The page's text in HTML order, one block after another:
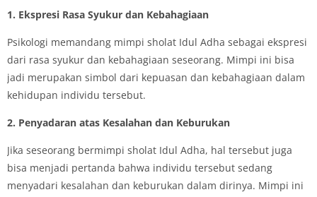
1. Ekspresi Rasa Syukur dan Kebahagiaan
Psikologi memandang mimpi sholat Idul Adha sebagai ekspresi
dari rasa syukur dan kebahagiaan seseorang. Mimpi ini bisa
jadi merupakan simbol dari kepuasan dan kebahagiaan dalam
kehidupan individu tersebut.
2. Penyadaran atas Kesalahan dan Keburukan
Jika seseorang bermimpi sholat Idul Adha, hal tersebut juga
bisa menjadi pertanda bahwa individu tersebut sedang
menyadari kesalahan dan keburukan dalam dirinya. Mimpi ini